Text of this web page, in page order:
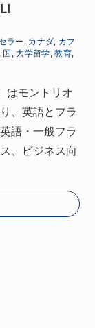
ラー , カナダ, カフ
国 ,大学留学,教育,
はモントリオ
、英語とフラ
語・一般フラ
、ビジネス向